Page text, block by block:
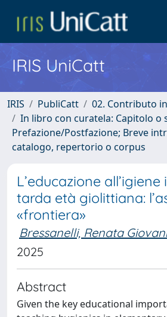
IRIS UniCatt
IRIS PubliCatt
02. Contributo
In libro con curatela: Capitolo o
Prefazione/Postfazione; Breve
catalogo, repertorio o corpus
L’educazione
tarda età giolittiana:
«frontiera»
Bressanelli, Renata
2025
Abstract
Given the key educational